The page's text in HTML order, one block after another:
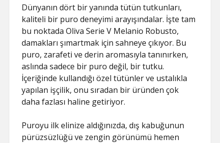
Dünyanın dört bir yanında tütün tutkunları,
kaliteli bir puro deneyimi arayışındalar. İşte tam
bu noktada Oliva Serie V Melanio Robusto,
damakları şımartmak için sahneye çıkıyor. Bu
puro, zarafeti ve derin aromasıyla tanınırken,
aslında sadece bir puro değil, bir tutku.
İçeriğinde kullandığı özel tütünler ve ustalıkla
yapılan işçilik, onu sıradan bir üründen çok
daha fazlası haline getiriyor.
Puroyu ilk elinize aldığınızda, dış kabuğunun
pürüzsüzlüğü ve zengin görünümü hemen